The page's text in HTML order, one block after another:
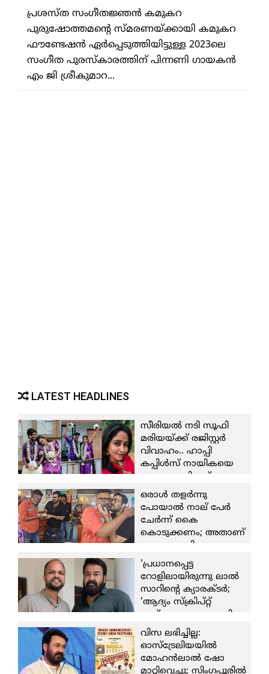
പ്രശസ്ത സംഗീതജ്ഞന്‍ കമുകറ
പുരുഷോത്തമന്റെ സ്മരണയ്ക്കായി കമുകറ
ഫൗണ്ടേഷന്‍ ഏര്‍പ്പെടുത്തിയിട്ടുള്ള 2023ലെ
സംഗീത പുരസ്‌കാരത്തിന് പിന്നണി ഗായകന്‍
എം ജി ശ്രീകുമാറ...
LATEST HEADLINES
സീരിയല്‍ നടി സൂഫി
മരിയയ്ക്ക് രജിസ്റ്റര്‍
വിവാഹം.. ഹാപ്പി
കപ്പിള്‍സ് നായികയെ
സ്വന്തമാക്കിയത്
സംവിധായകനായ
ഹര്‍ഷാദ് ചെമ്പകശ്ശേരി
8 August 2026
ഒരാള്‍ തളര്‍ന്നു
പോയാല്‍ നാല് പേര്‍
ചേര്‍ന്ന് കൈ
കൊടുക്കണം; അതാണ്
ഏറ്റവും വലിയ ദൈവ
തുണ; ആരോഗ്യം
ശരിയാകുന്നത് വരെ
ഞാന്‍ നോക്കിക്കോളാം;
മികച്ച കലാകാരനെ
മലയാളത്തിന് തിരിച്ചു
പന്തളത്തിനും
കുടുംബത്തിനും
ധനസഹായവുമായി
'പ്രധാനപ്പെട്ട
റോളിലായിരുന്നു ലാല്‍
സാറിന്റെ ക്യാരക്ടര്‍;
'ആദ്യം സ്‌ക്രിപ്റ്റ്
ഇഷ്ടമാകണം, എന്നിട്ടേ
സെക്കന്‍ഡറി
ആര്‍ട്ടിസ്റ്റുകളെക്കുറിച്ച്
ചിന്തിക്കുള്ളൂ' എന്ന്
അവര്‍ മറുപടി നല്‍കി;
വിസ ലഭിച്ചില്ല:
ഓസ്‌ട്രേലിയയില്‍
മോഹന്‍ലാല്‍ ഷോ
മാറ്റിവെച്ചു; സിംഗപ്പൂരില്‍